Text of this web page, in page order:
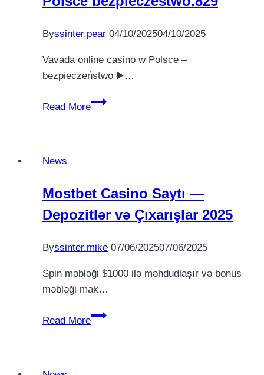
486
Byssinter.pear 04/10/202504/10/2025
Vavada online casino w Polsce –
bezpieczeństwo ▶️…
Read More
Vavada
News
Mostbet Casino Saytı —
Depozitlər və Çıxarışlar 2025
Byssinter.mike 07/06/202507/06/2025
Spin məbləği $1000 ilə məhdudlaşır və bonus
məbləği mak…
Read More
Mostbet